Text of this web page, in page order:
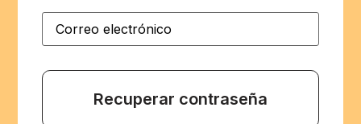
Correo
electrónico(Obligatorio)